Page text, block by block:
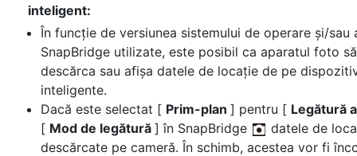
inteligent:
În funcție de versiunea sistemului de operare și/sau
SnapBridge utilizate, este posibil ca aparatul foto
descărca sau afișa datele de locație de pe
inteligente.
Dacă este selectat [ Prim-plan ] pentru [ Legătură
[ Mod de legătură ] în SnapBridge
datele de
descărcate pe cameră. În schimb, acestea vor fi